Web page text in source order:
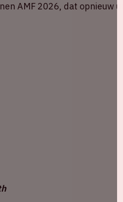
AMF 2026, dat opnieuw